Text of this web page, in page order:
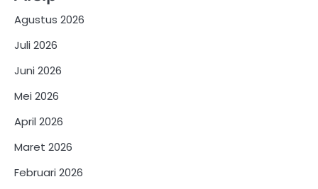
Agustus 2026
Juli 2026
Juni 2026
Mei 2026
April 2026
Maret 2026
Februari 2026